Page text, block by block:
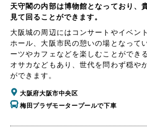
天守閣の内部は博物館となっており、
見て回ることができます。
大阪城の周辺にはコンサートやイベン
ホール、大阪市民の憩いの場となって
ーツやカフェなどを楽しむことができ
オサカなどもあり、世代を問わず穏や
ができます。
大阪府大阪市中央区
梅田プラザモータープールで下車